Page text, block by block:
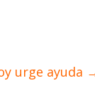
urge ayuda